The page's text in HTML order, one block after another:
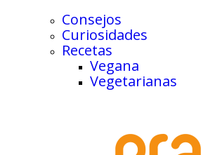
Consejos
Curiosidades
Recetas
Vegana
Vegetarianas